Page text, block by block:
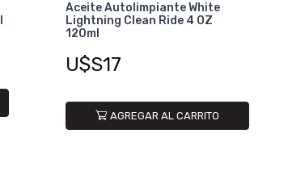
Aceite Autolimpiante White
Lightning Clean Ride 4 OZ
120ml
U$S17
AGREGAR AL CARRITO